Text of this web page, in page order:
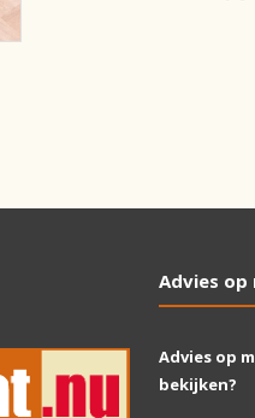
Advies op
Advies op
bekijken?